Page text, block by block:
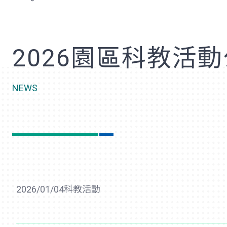
2026園區科教活
NEWS
2026/01/04科教活動